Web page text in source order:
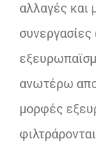
αλλαγές και
ανωτέρω
μορφές